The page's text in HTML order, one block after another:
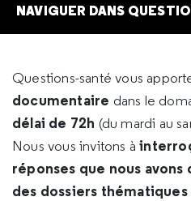
NAVIGUER DANS
Questions-santé vous
documentaire dans le
délai de 72h (du mardi au
Nous vous invitons à
réponses que nous avons
des dossiers thématiques